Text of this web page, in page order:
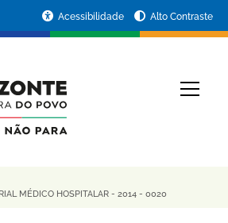
Acessibilidade Alto Contraste
MÉDICO HOSPITALAR - 2014 - 0020